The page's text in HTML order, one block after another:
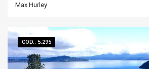
Max Hurley
COD.: 5.295